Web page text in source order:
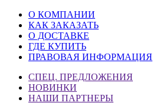
О КОМПАНИИ
КАК ЗАКАЗАТЬ
О ДОСТАВКЕ
ГДЕ КУПИТЬ
ПРАВОВАЯ ИНФОРМАЦИЯ
СПЕЦ. ПРЕДЛОЖЕНИЯ
НОВИНКИ
НАШИ ПАРТНЕРЫ